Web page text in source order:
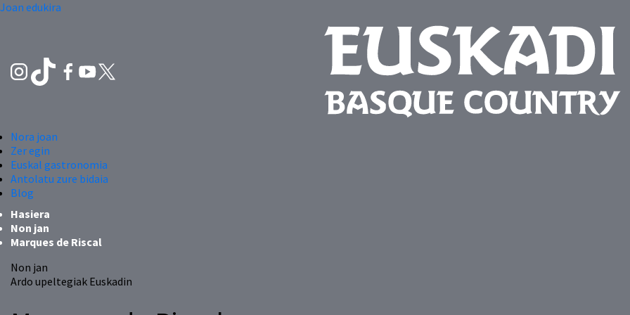
Joan edukira
Nora joan
Zer egin
Euskal gastronomia
Antolatu zure bidaia
Blog
Hasiera
Non jan
Marques de Riscal
Non jan
Ardo upeltegiak Euskadin